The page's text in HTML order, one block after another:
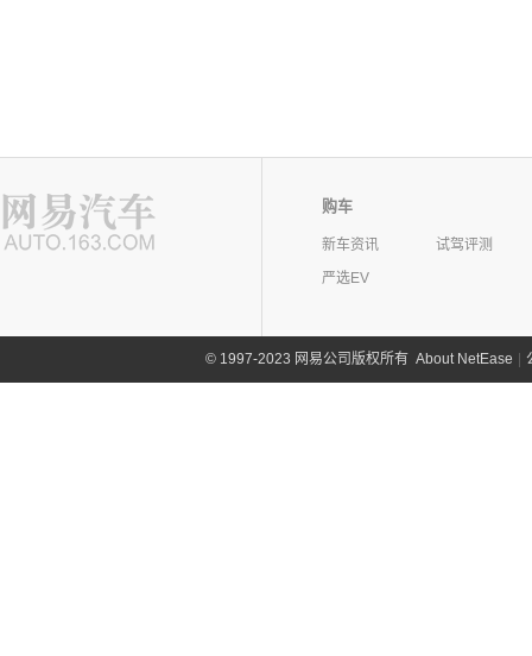
购车
新车资讯
试驾评测
严选EV
©1997-2023 网易公司版权所有 About NetEase